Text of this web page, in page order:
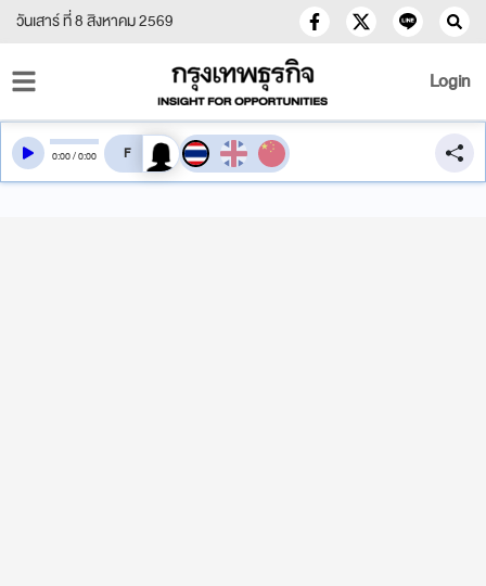
วันเสาร์ ที่ 8 สิงหาคม 2569
Login
0:00/0:00 สลับเสียงอ่าน